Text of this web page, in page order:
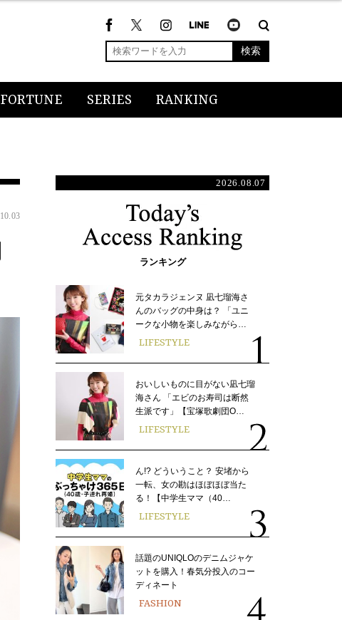
検索
FORTUNE SERIES RANKING
2026.08.07
ランキング
元タカラジェンヌ 凪七瑠海さ
んのバッグの中身は？ 「ユニ
ークな小物を楽しみながら…
LIFESTYLE
おいしいものに目がない凪七瑠
海さん 「エビのお寿司は断然
生派です」【宝塚歌劇団O…
LIFESTYLE
ん!? どういうこと？ 安堵から
一転、女の勘はほぼほぼ当た
る！【中学生ママ（40…
LIFESTYLE
話題のUNIQLOのデニムジャケ
ットを購入！春気分投入のコー
ディネート
FASHION